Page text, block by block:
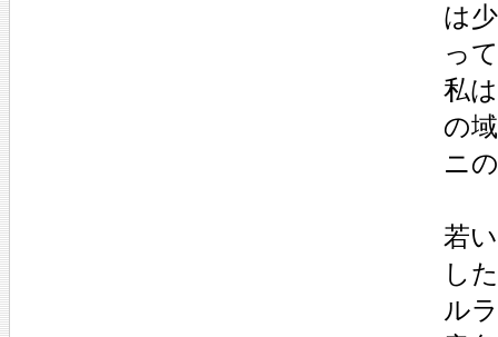
は
っ
私
の
ニ
若
し
ル